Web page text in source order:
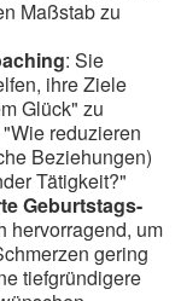
Maßstab zu
: Sie
ihre Ziele
Glück" zu
reduzieren
Beziehungen)
Tätigkeit?"
Geburtstags-
hervorragend, um
gering
tiefgründigere